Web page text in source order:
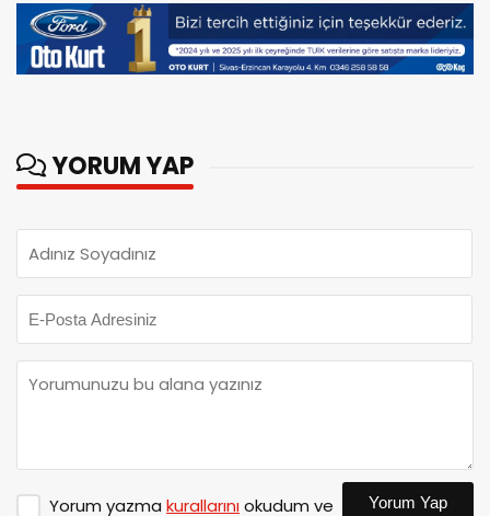
YORUM YAP
Yorum yazma kurallarınıokudum ve Yorum Yap